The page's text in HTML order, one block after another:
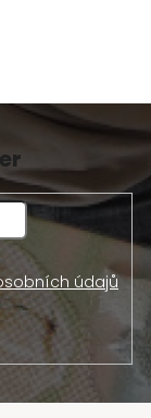
údajů